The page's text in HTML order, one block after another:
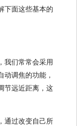
下面这些基本的
我们常常会采用
动调焦的功能，
节远近距离，这
通过改变自己所